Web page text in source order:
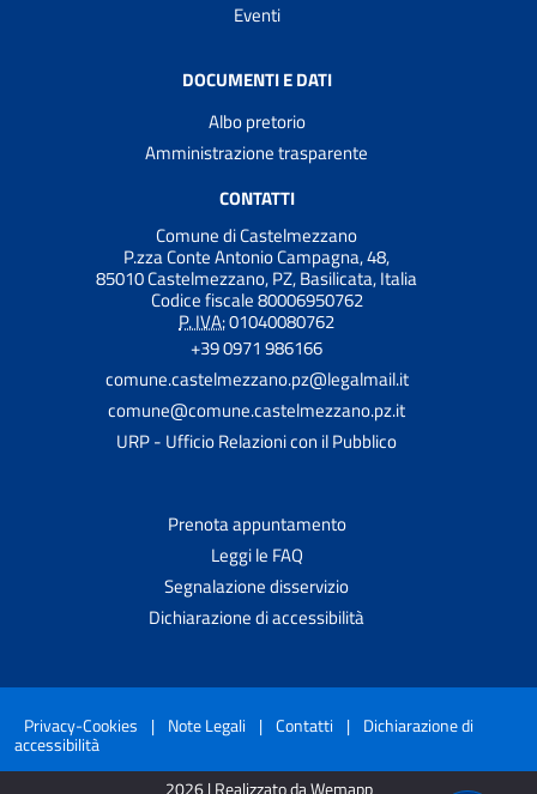
Eventi
DOCUMENTI E DATI
Albo pretorio
Amministrazione trasparente
CONTATTI
Comune di Castelmezzano
P.zza Conte Antonio Campagna, 48,
85010 Castelmezzano, PZ, Basilicata, Italia
Codice fiscale 80006950762
P. IVA:01040080762
+39 0971 986166
comune.castelmezzano.pz@legalmail.it
comune@comune.castelmezzano.pz.it
URP - Ufficio Relazioni con il Pubblico
Prenota appuntamento
Leggi le FAQ
Segnalazione disservizio
Dichiarazione di accessibilità
Privacy-Cookies | Note Legali | Contatti | Dichiarazione di
accessibilità
2026 | Realizzato da Wemapp